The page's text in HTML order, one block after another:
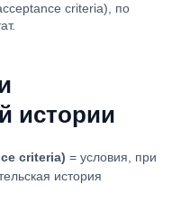
criteria), по
истории
criteria) = условия, при
история